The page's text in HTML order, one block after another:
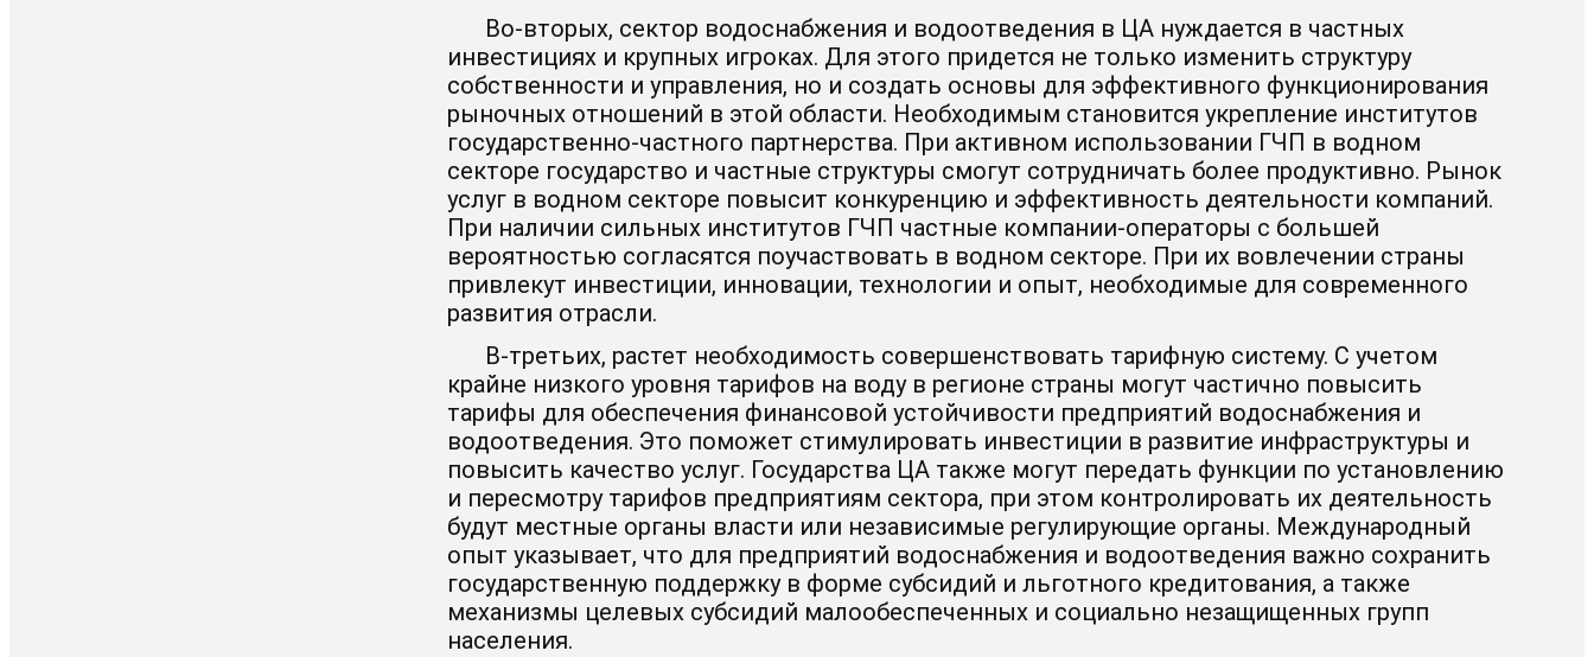
Во-вторых, сектор водоснабжения и водоотведения в ЦА нуждается в частных
инвестициях и крупных игроках. Для этого придется не только изменить структуру
собственности и управления, но и создать основы для эффективного функционирования
рыночных отношений в этой области. Необходимым становится укрепление институтов
государственно-частного партнерства. При активном использовании ГЧП в водном
секторе государство и частные структуры смогут сотрудничать более продуктивно. Рынок
услуг в водном секторе повысит конкуренцию и эффективность деятельности компаний.
При наличии сильных институтов ГЧП частные компании-операторы с большей
вероятностью согласятся поучаствовать в водном секторе. При их вовлечении страны
привлекут инвестиции, инновации, технологии и опыт, необходимые для современного
развития отрасли.
В-третьих, растет необходимость совершенствовать тарифную систему. С учетом
крайне низкого уровня тарифов на воду в регионе страны могут частично повысить
тарифы для обеспечения финансовой устойчивости предприятий водоснабжения и
водоотведения. Это поможет стимулировать инвестиции в развитие инфраструктуры и
повысить качество услуг. Государства ЦА также могут передать функции по установлению
и пересмотру тарифов предприятиям сектора, при этом контролировать их деятельность
будут местные органы власти или независимые регулирующие органы. Международный
опыт указывает, что для предприятий водоснабжения и водоотведения важно сохранить
государственную поддержку в форме субсидий и льготного кредитования, а также
механизмы целевых субсидий малообеспеченных и социально незащищенных групп
населения.